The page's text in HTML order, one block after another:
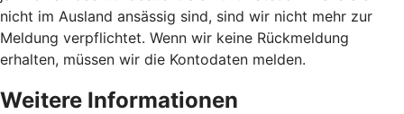
nicht im Ausland ansässig sind, sind wir nicht mehr zur
Meldung verpflichtet. Wenn wir keine Rückmeldung
erhalten, müssen wir die Kontodaten melden.
Weitere Informationen